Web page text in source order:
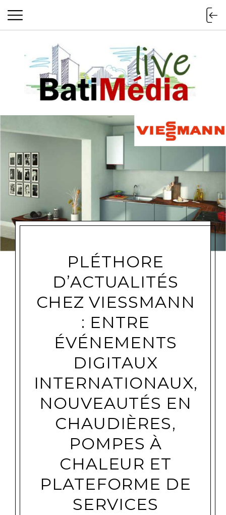
Batimedialive
PLÉTHORE
D’ACTUALITÉS
CHEZ VIESSMANN
: ENTRE
ÉVÉNEMENTS
DIGITAUX
INTERNATIONAUX,
NOUVEAUTÉS EN
CHAUDIÈRES,
POMPES À
CHALEUR ET
PLATEFORME DE
SERVICES